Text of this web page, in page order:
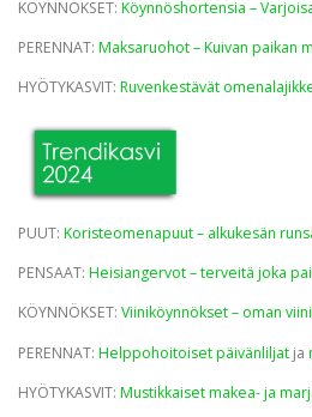
KÖYNNÖKSET: Köynnöshortensia –
PERENNAT: Maksaruohot – Kuivan paikan
HYÖTYKASVIT: Ruvenkestävät
PUUT: Koristeomenapuut – alkukesän
PENSAAT: Heisiangervot – terveitä joka
KÖYNNÖKSET: Viiniköynnökset – oman
PERENNAT: Helppohoitoiset päivänliljat ja
HYÖTYKASVIT: Mustikkaiset makea- ja